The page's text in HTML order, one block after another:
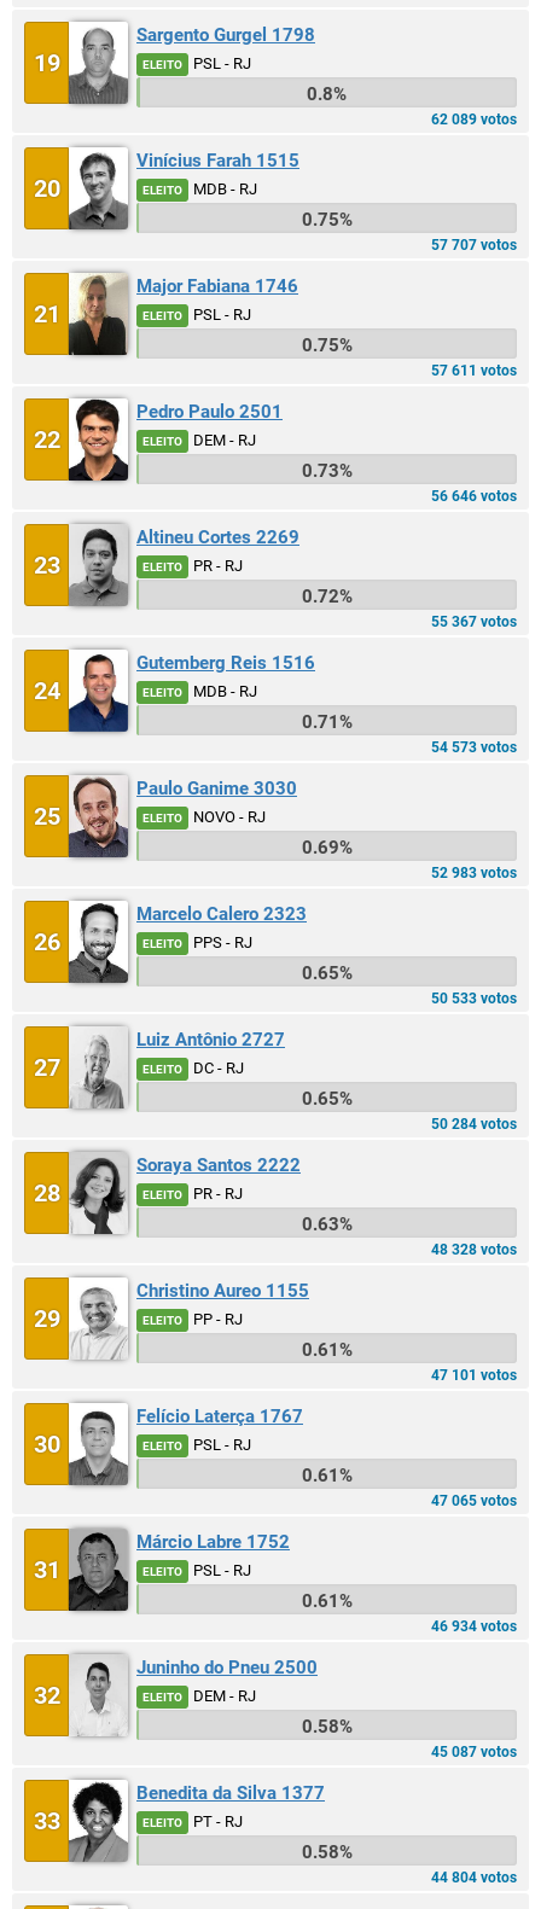
19
Sargento Gurgel 1798
ELEITO PSL - RJ
0.8%
62 089 votos
20
Vinícius Farah 1515
ELEITO MDB - RJ
0.75%
57 707 votos
21
Major Fabiana 1746
ELEITO PSL - RJ
0.75%
57 611 votos
22
Pedro Paulo 2501
ELEITO DEM - RJ
0.73%
56 646 votos
23
Altineu Cortes 2269
ELEITO PR - RJ
0.72%
55 367 votos
24
Gutemberg Reis 1516
ELEITO MDB - RJ
0.71%
54 573 votos
25
Paulo Ganime 3030
ELEITO NOVO - RJ
0.69%
52 983 votos
26
Marcelo Calero 2323
ELEITO PPS - RJ
0.65%
50 533 votos
27
Luiz Antônio 2727
ELEITO DC - RJ
0.65%
50 284 votos
28
Soraya Santos 2222
ELEITO PR - RJ
0.63%
48 328 votos
29
Christino Aureo 1155
ELEITO PP - RJ
0.61%
47 101 votos
30
Felício Laterça 1767
ELEITO PSL - RJ
0.61%
47 065 votos
31
Márcio Labre 1752
ELEITO PSL - RJ
0.61%
46 934 votos
32
Juninho do Pneu 2500
ELEITO DEM - RJ
0.58%
45 087 votos
33
Benedita da Silva 1377
ELEITO PT - RJ
0.58%
44 804 votos